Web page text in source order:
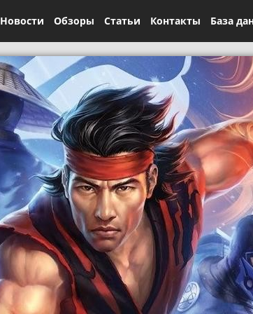
Новости Обзоры Статьи Контакты База